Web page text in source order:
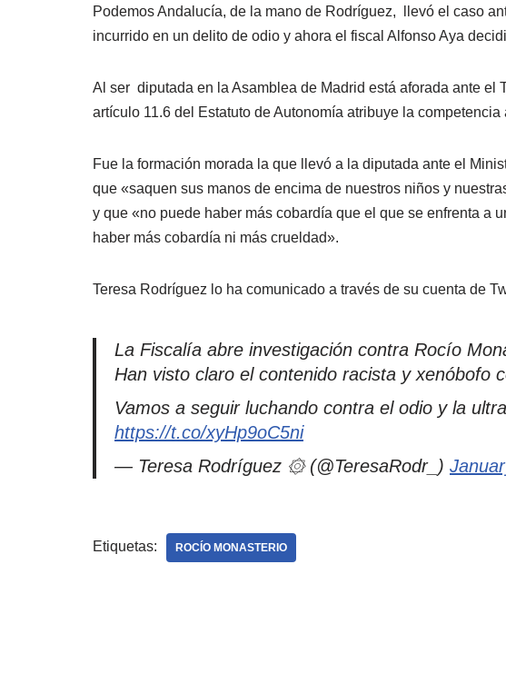
Podemos Andalucía, de la mano de Rodríguez, llevó el caso
incurrido en un delito de odio y ahora el fiscal Alfonso Aya
Al ser diputada en la Asamblea de Madrid está aforada ante el
artículo 11.6 del Estatuto de Autonomía atribuye la competencia
Fue la formación morada la que llevó a la diputada ante el
que «saquen sus manos de encima de nuestros niños y
y que «no puede haber más cobardía que el que se enfrenta a
haber más cobardía ni más crueldad».
Teresa Rodríguez lo ha comunicado a través de su cuenta de
La Fiscalía abre investigación contra Rocío
Han visto claro el contenido racista y xenóbofo
Vamos a seguir luchando contra el odio y la
https://t.co/xyHp9oC5ni
— Teresa Rodríguez ۞ (@TeresaRodr_)
Etiquetas: ROCÍO MONASTERIO